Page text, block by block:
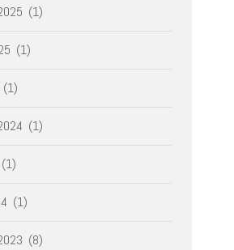
(1)
(1)
(1)
(1)
(1)
(1)
(8)